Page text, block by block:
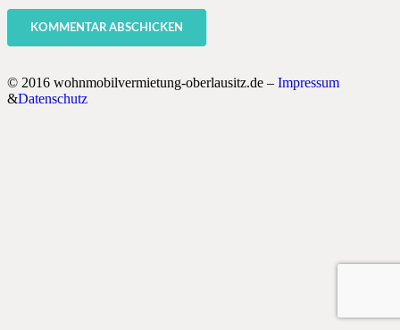
KOMMENTAR ABSCHICKEN
© 2016 wohnmobilvermietung-oberlausitz.de – Impressum
&Datenschutz